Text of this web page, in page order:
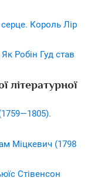
Король Лір
Робін Гуд став
літературної
Міцкевич (1798
Стівенсон